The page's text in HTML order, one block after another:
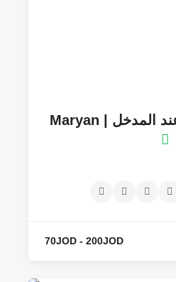
مساحة للعرض عند المدخل | Maryan